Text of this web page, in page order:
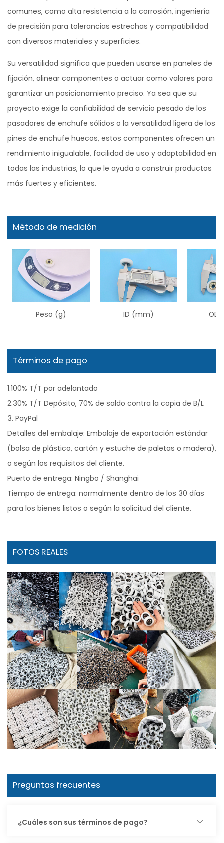
comunes, como alta resistencia a la corrosión, ingeniería
de precisión para tolerancias estrechas y compatibilidad
con diversos materiales y superficies.
Su versatilidad significa que pueden usarse en paneles de
fijación, alinear componentes o actuar como valores para
garantizar un posicionamiento preciso. Ya sea que su
proyecto exige la confiabilidad de servicio pesado de los
pasadores de enchufe sólidos o la versatilidad ligera de los
pines de enchufe huecos, estos componentes ofrecen un
rendimiento inigualable, facilidad de uso y adaptabilidad en
todas las industrias, lo que le ayuda a construir productos
más fuertes y eficientes.
Método de medición
Peso (g) ID (mm) OD
Términos de pago
1.100% T/T por adelantado
2.30% T/T Depósito, 70% de saldo contra la copia de B/L
3. PayPal
Detalles del embalaje: Embalaje de exportación estándar
(bolsa de plástico, cartón y estuche de paletas o madera),
o según los requisitos del cliente.
Puerto de entrega: Ningbo / Shanghai
Tiempo de entrega: normalmente dentro de los 30 días
para los bienes listos o según la solicitud del cliente.
FOTOS REALES
Preguntas frecuentes
¿Cuáles son sus términos de pago?